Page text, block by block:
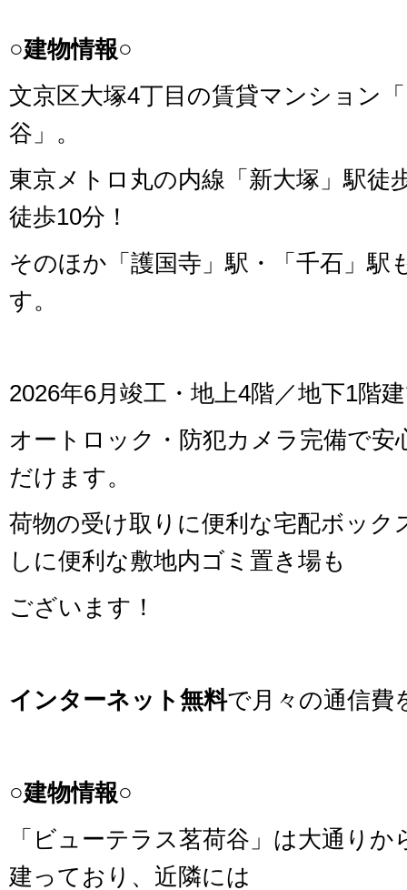
○建物情報○
文京区大塚4丁目の賃貸マンション
谷」。
東京メトロ丸の内線「新大塚」駅徒
徒歩10分！
そのほか「護国寺」駅・「千石」駅
す。
2026年6月竣工・地上4階／地下1階
オートロック・防犯カメラ完備で安
だけます。
荷物の受け取りに便利な宅配ボック
しに便利な敷地内ゴミ置き場も
ございます！
インターネット無料で月々の通信費
○建物情報○
「ビューテラス茗荷谷」は大通り
建っており、近隣には